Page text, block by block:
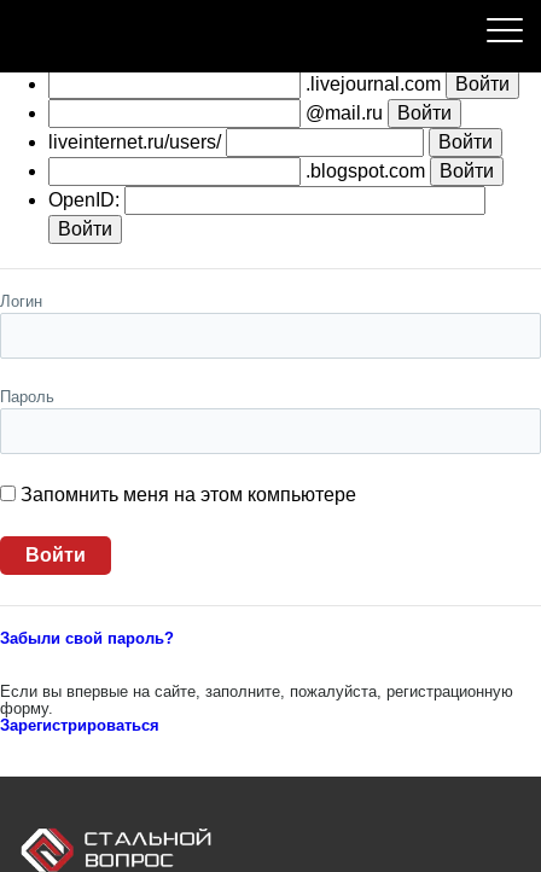
.livejournal.com
@mail.ru
liveinternet.ru/users/
.blogspot.com
OpenID:
Логин
Пароль
Запомнить меня на этом компьютере
Забыли свой пароль?
Если вы впервые на сайте, заполните, пожалуйста, регистрационную
форму.
Зарегистрироваться